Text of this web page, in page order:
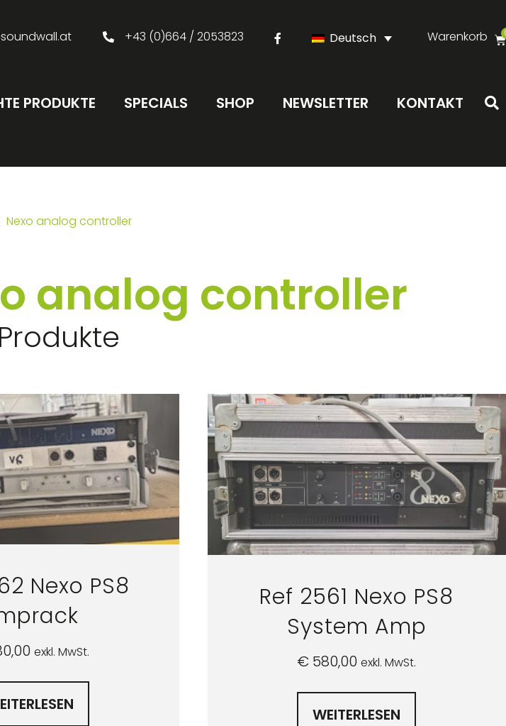
+43 (0)664 / 2053823 Deutsch Warenkorb
PRODUKTE SPECIALS SHOP NEWSLETTER KONTAKT
Nexo analog controller
analog controller
Nexo PS8
exkl. MwSt.
Ref 2561 Nexo PS8
System Amp
€ 580,00 exkl. MwSt.
WEITERLESEN